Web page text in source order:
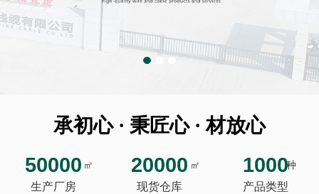
承初心 · 秉匠心 · 材放心
50000 ㎡
生产厂房
20000 ㎡
现货仓库
1000种
产品类型